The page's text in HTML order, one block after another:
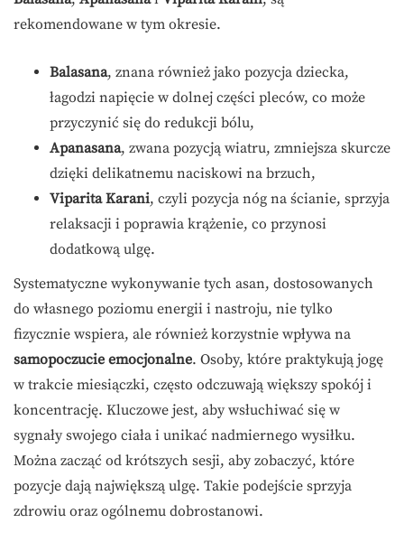
rekomendowane w tym okresie.
Balasana, znana również jako pozycja dziecka,
łagodzi napięcie w dolnej części pleców, co może
przyczynić się do redukcji bólu,
Apanasana, zwana pozycją wiatru, zmniejsza skurcze
dzięki delikatnemu naciskowi na brzuch,
Viparita Karani, czyli pozycja nóg na ścianie, sprzyja
relaksacji i poprawia krążenie, co przynosi
dodatkową ulgę.
Systematyczne wykonywanie tych asan, dostosowanych
do własnego poziomu energii i nastroju, nie tylko
fizycznie wspiera, ale również korzystnie wpływa na
samopoczucie emocjonalne. Osoby, które praktykują jogę
w trakcie miesiączki, często odczuwają większy spokój i
koncentrację. Kluczowe jest, aby wsłuchiwać się w
sygnały swojego ciała i unikać nadmiernego wysiłku.
Można zacząć od krótszych sesji, aby zobaczyć, które
pozycje dają największą ulgę. Takie podejście sprzyja
zdrowiu oraz ogólnemu dobrostanowi.